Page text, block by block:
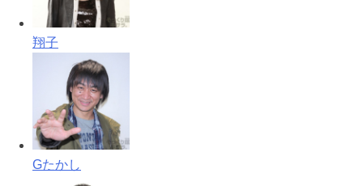
翔子
Gたかし